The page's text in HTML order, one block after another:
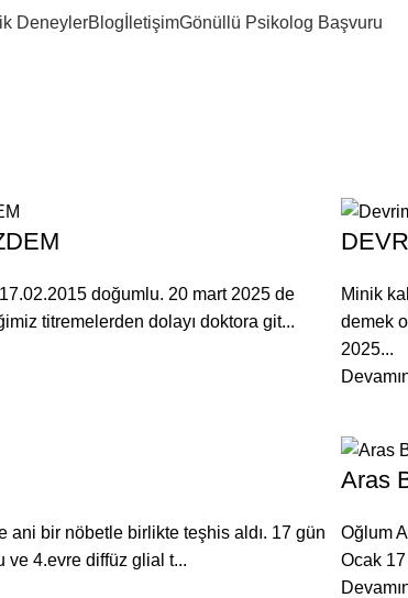
DeneylerBlog İletişimGönüllü Psikolog Başvuru
doğumlu. 20 mart 2025 de
titremelerden dolayı doktora git...
Minik
demek
2025...
ani bir nöbetle birlikte teşhis aldı. 17 gün
ve 4.evre diffüz glial t...
Aras
Oğlum
Ocak